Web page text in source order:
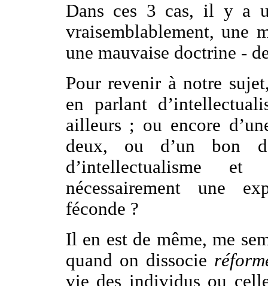
Dans ces 3 cas, il y a
vraisemblablement, une
une mauvaise doctrine -
Pour revenir à notre
en parlant
ailleurs ; ou encore
deux, ou d’un bon
d’intellectualisme
nécessairement une
féconde ?
Il en est de même, me
quand on dissocie
vie des individus ou